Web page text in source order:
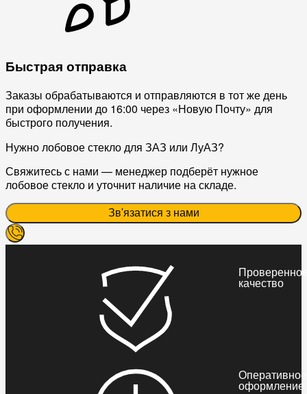
Быстрая отправка
Заказы обрабатываются и отправляются в тот же день
при оформлении до 16:00 через «Новую Почту» для
быстрого получения.
Нужно лобовое стекло для ЗАЗ или ЛуАЗ?
Свяжитесь с нами — менеджер подберёт нужное
лобовое стекло и уточнит наличие на складе.
Зв'язатися з нами
качество
Оперативное
оформление